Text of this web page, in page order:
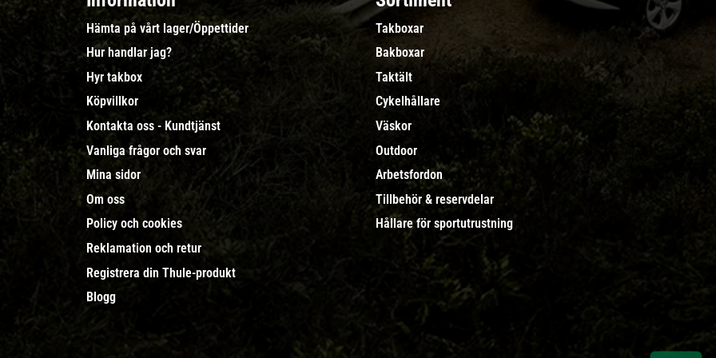
Hämta på vårt lager/Öppettider
Hur handlar jag?
Hyr takbox
Köpvillkor
Kontakta oss - Kundtjänst
Vanliga frågor och svar
Mina sidor
Om oss
Policy och cookies
Reklamation och retur
Registrera din Thule-produkt
Blogg
Takboxar
Bakboxar
Taktält
Cykelhållare
Väskor
Outdoor
Arbetsfordon
Tillbehör & reservdelar
Hållare för sportutrustning